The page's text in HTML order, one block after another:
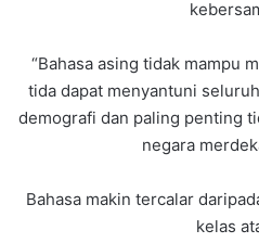
“Bahasa asing tidak mampu
tida dapat menyantuni
demografi dan paling penting
negara
Bahasa makin tercalar
kelas